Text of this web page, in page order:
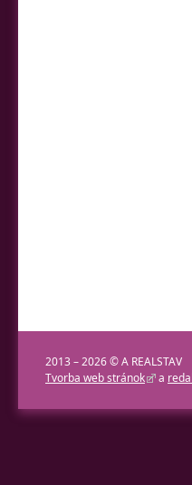
2013 – 2026 © A REALSTAV
Tvorba web stránok
a